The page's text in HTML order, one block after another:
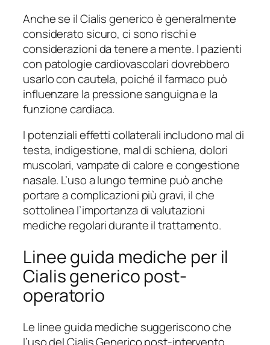
Anche se il Cialis generico è generalmente
considerato sicuro, ci sono rischi e
considerazioni da tenere a mente. I pazienti
con patologie cardiovascolari dovrebbero
usarlo con cautela, poiché il farmaco può
influenzare la pressione sanguigna e la
funzione cardiaca.
I potenziali effetti collaterali includono mal di
testa, indigestione, mal di schiena, dolori
muscolari, vampate di calore e congestione
nasale. L’uso a lungo termine può anche
portare a complicazioni più gravi, il che
sottolinea l’importanza di valutazioni
mediche regolari durante il trattamento.
Linee guida mediche per il
Cialis generico post-
operatorio
Le linee guida mediche suggeriscono che
l’uso del Cialis Generico post-intervento